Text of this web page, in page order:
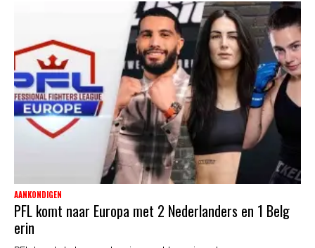
AANKONDIGEN
PFL komt naar Europa met 2 Nederlanders en 1 Belg
erin